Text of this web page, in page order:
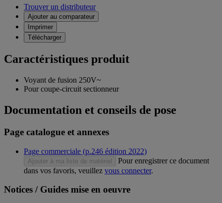
Trouver un distributeur
Ajouter au comparateur
Imprimer
Télécharger
Caractéristiques produit
Voyant de fusion 250V~
Pour coupe-circuit sectionneur
Documentation et conseils de pose
Page catalogue et annexes
Page commerciale (p.246 édition 2022)
Ajouter à ma liste de matériel
Pour enregistrer ce document
dans vos favoris, veuillez vous connecter.
Notices / Guides mise en oeuvre